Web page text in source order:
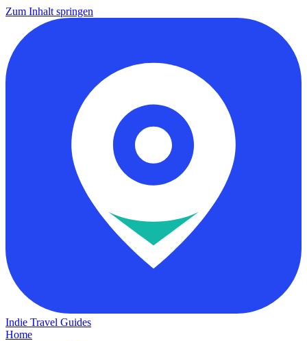
Zum Inhalt springen
Indie Travel Guides
Home